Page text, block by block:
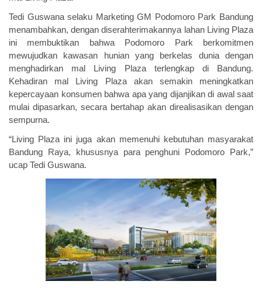
Tedi Guswana selaku Marketing GM Podomoro Park Bandung
menambahkan, dengan diserahterimakannya lahan Living Plaza
ini membuktikan bahwa Podomoro Park berkomitmen
mewujudkan kawasan hunian yang berkelas dunia dengan
menghadirkan mal Living Plaza terlengkap di Bandung.
Kehadiran mal Living Plaza akan semakin meningkatkan
kepercayaan konsumen bahwa apa yang dijanjikan di awal saat
mulai dipasarkan, secara bertahap akan direalisasikan dengan
sempurna.
“Living Plaza ini juga akan memenuhi kebutuhan masyarakat
Bandung Raya, khususnya para penghuni Podomoro Park,”
ucap Tedi Guswana.